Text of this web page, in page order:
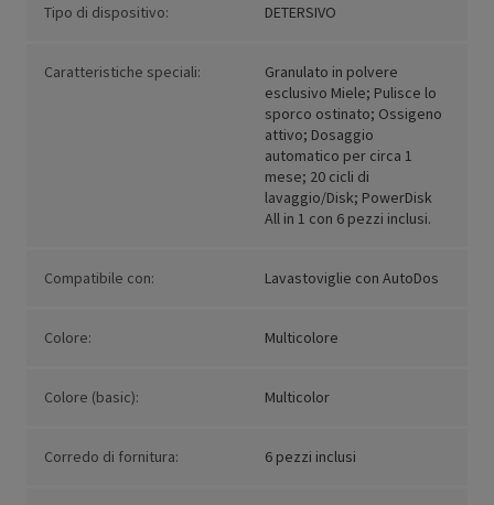
Tipo di dispositivo: DETERSIVO
Caratteristiche speciali:
Granulato in polvere
esclusivo Miele; Pulisce lo
sporco ostinato; Ossigeno
attivo; Dosaggio
automatico per circa 1
mese; 20 cicli di
lavaggio/Disk; PowerDisk
All in 1 con 6 pezzi inclusi.
Compatibile con: Lavastoviglie con AutoDos
Colore: Multicolore
Colore (basic): Multicolor
Corredo di fornitura: 6 pezzi inclusi